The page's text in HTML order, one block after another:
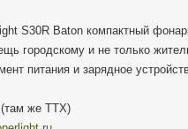
S30R Baton компактный
городскому и не только
питания и зарядное
(там же ТТХ)